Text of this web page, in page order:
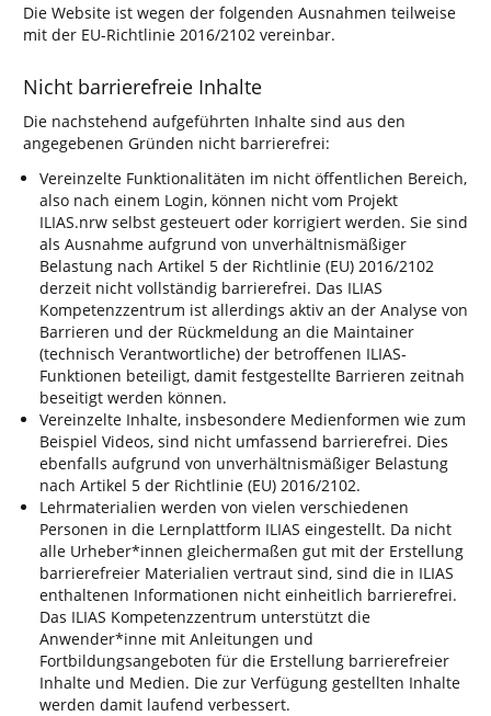
Die Website ist wegen der folgenden Ausnahmen teilweise
mit der EU-Richtlinie 2016/2102 vereinbar.
Nicht barrierefreie Inhalte
Die nachstehend aufgeführten Inhalte sind aus den
angegebenen Gründen nicht barrierefrei:
Vereinzelte Funktionalitäten im nicht öffentlichen Bereich,
also nach einem Login, können nicht vom Projekt
ILIAS.nrw selbst gesteuert oder korrigiert werden. Sie sind
als Ausnahme aufgrund von unverhältnismäßiger
Belastung nach Artikel 5 der Richtlinie (EU) 2016/2102
derzeit nicht vollständig barrierefrei. Das ILIAS
Kompetenzzentrum ist allerdings aktiv an der Analyse von
Barrieren und der Rückmeldung an die Maintainer
(technisch Verantwortliche) der betroffenen ILIAS-
Funktionen beteiligt, damit festgestellte Barrieren zeitnah
beseitigt werden können.
Vereinzelte Inhalte, insbesondere Medienformen wie zum
Beispiel Videos, sind nicht umfassend barrierefrei. Dies
ebenfalls aufgrund von unverhältnismäßiger Belastung
nach Artikel 5 der Richtlinie (EU) 2016/2102.
Lehrmaterialien werden von vielen verschiedenen
Personen in die Lernplattform ILIAS eingestellt. Da nicht
alle Urheber*innen gleichermaßen gut mit der Erstellung
barrierefreier Materialien vertraut sind, sind die in ILIAS
enthaltenen Informationen nicht einheitlich barrierefrei.
Das ILIAS Kompetenzzentrum unterstützt die
Anwender*inne mit Anleitungen und
Fortbildungsangeboten für die Erstellung barrierefreier
Inhalte und Medien. Die zur Verfügung gestellten Inhalte
werden damit laufend verbessert.